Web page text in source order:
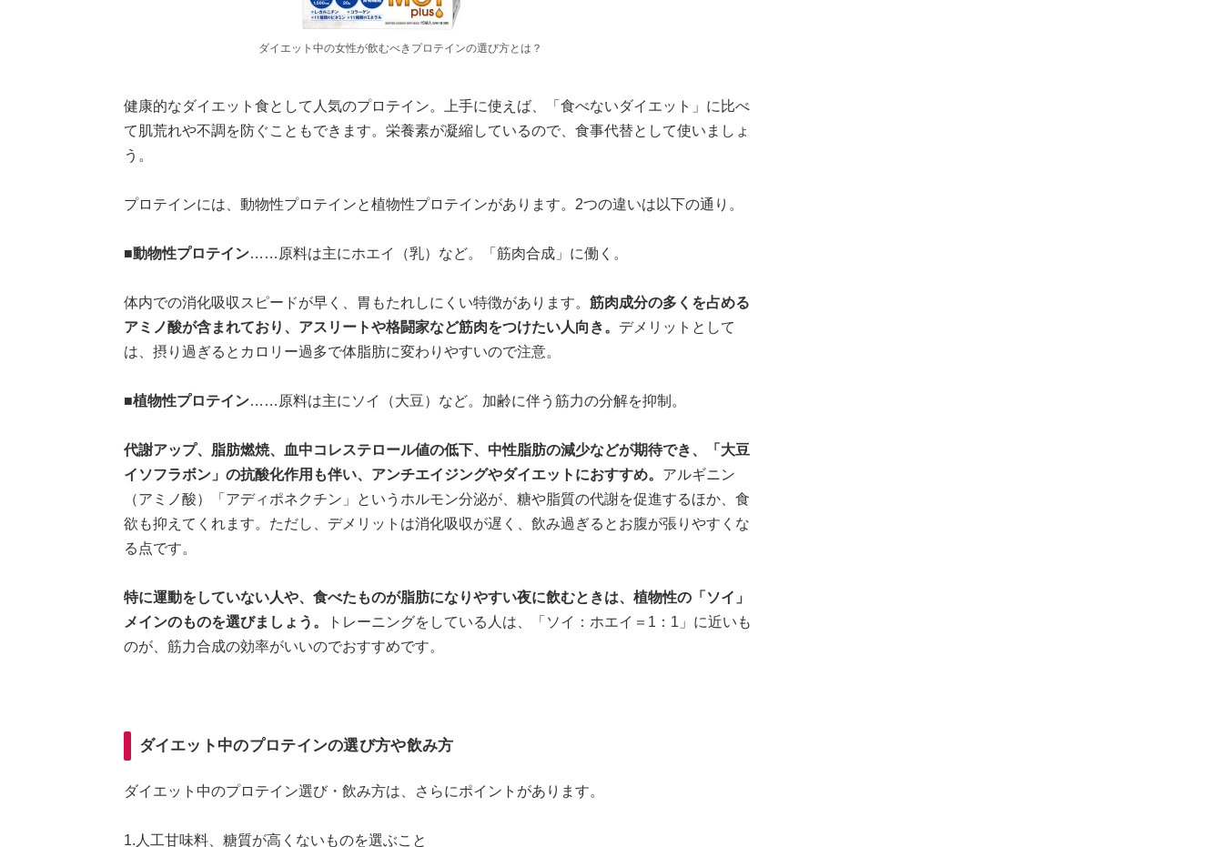
ダイエット中の女性が飲むべきプロテインの選び方とは？
健康的なダイエット食として人気のプロテイン。上手に使えば、「食べないダイエット」に比べ
て肌荒れや不調を防ぐこともできます。栄養素が凝縮しているので、食事代替として使いましょ
う。
プロテインには、動物性プロテインと植物性プロテインがあります。2つの違いは以下の通り。
■動物性プロテイン……原料は主にホエイ（乳）など。「筋肉合成」に働く。
体内での消化吸収スピードが早く、胃もたれしにくい特徴があります。 筋肉成分の多くを占める
アミノ酸が含まれており、アスリートや格闘家など筋肉をつけたい人向き。 デメリットとして
は、摂り過ぎるとカロリー過多で体脂肪に変わりやすいので注意。
■植物性プロテイン……原料は主にソイ（大豆）など。加齢に伴う筋力の分解を抑制。
代謝アップ、脂肪燃焼、血中コレステロール値の低下、中性脂肪の減少などが期待でき、「大豆
イソフラボン」の抗酸化作用も伴い、アンチエイジングやダイエットにおすすめ。 アルギニン
（アミノ酸）「アディポネクチン」というホルモン分泌が、糖や脂質の代謝を促進するほか、食
欲も抑えてくれます。ただし、デメリットは消化吸収が遅く、飲み過ぎるとお腹が張りやすくな
る点です。
特に運動をしていない人や、食べたものが脂肪になりやすい夜に飲むときは、植物性の「ソイ」
メインのものを選びましょう。
トレーニングをしている人は、「ソイ：ホエイ＝1：1」に近いも
のが、筋力合成の効率がいいのでおすすめです。
ダイエット中のプロテインの選び方や飲み方
ダイエット中のプロテイン選び・飲み方は、さらにポイントがあります。
1.人工甘味料、糖質が高くないものを選ぶこと